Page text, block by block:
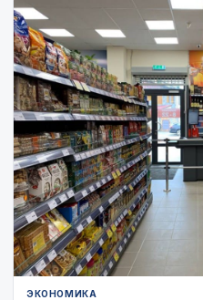
ЭКОНОМИКА